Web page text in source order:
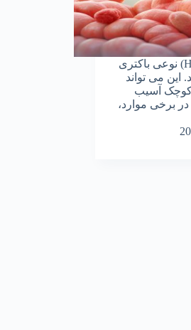
عفونت هلیکوباکتر پیلوری (H. pylori) نوعی باکتری
این می تواند
کوچک آسیب
برخی موارد،